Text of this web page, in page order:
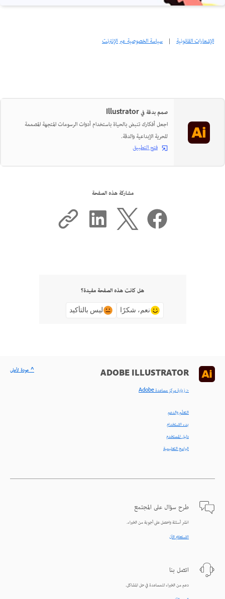
الإشعارات القانونية | سياسة الخصوصية عبر الإنترنت
صمم بدقة في Illustrator
اجعل أفكارك تنبض بالحياة باستخدام أدوات الرسومات المتجهة المصممة
للحرية الإبداعية والدقة.
فتح التطبيق
مشاركة هذه الصفحة
هل كانت هذه الصفحة مفيدة؟
نعم، شكرًا ليس بالتأكيد
ADOBE ILLUSTRATOR
< زيارة مركز مساعدة Adobe
التعلّم والدعم
بدء الاستخدام
دليل المستخدم
البرامج التعليمية
طرح سؤال على المجتمع
انشر أسئلة واحصل على أجوبة من الخبراء.
الاستعلام الآن
اتصل بنا
دعم من الخبراء للمساعدة في حل المشاكل.
^ عودة لأعلى